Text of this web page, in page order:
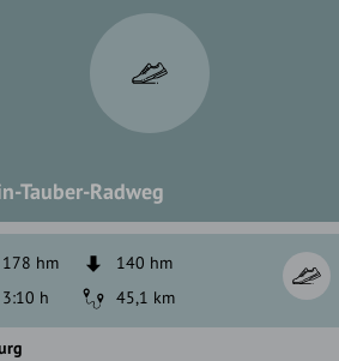
Tauber-Radweg
178 hm
140 hm
3:10 h
45,1 km